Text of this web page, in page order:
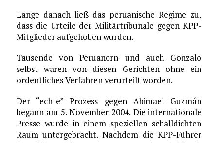
Lange danach ließ das peruanische Regime zu,
dass die Urteile der Militärtribunale gegen KPP-
Mitglieder aufgehoben wurden.
Tausende von Peruanern und auch Gonzalo
selbst waren von diesen Gerichten ohne ein
ordentliches Verfahren verurteilt worden.
Der “echte” Prozess gegen Abimael Guzmán
begann am 5. November 2004. Die internationale
Presse wurde in einem speziellen schalldichten
Raum untergebracht. Nachdem die KPP-Führer